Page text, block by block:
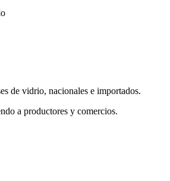
de vidrio, nacionales e importados.
a productores y comercios.